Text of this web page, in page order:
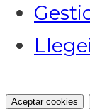
Aceptar cookies